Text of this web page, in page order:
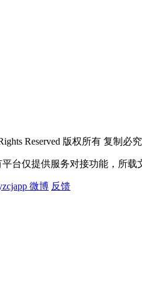
Reserved 版权所有 复制必究
台仅提供服务对接功能，所
微博 反馈